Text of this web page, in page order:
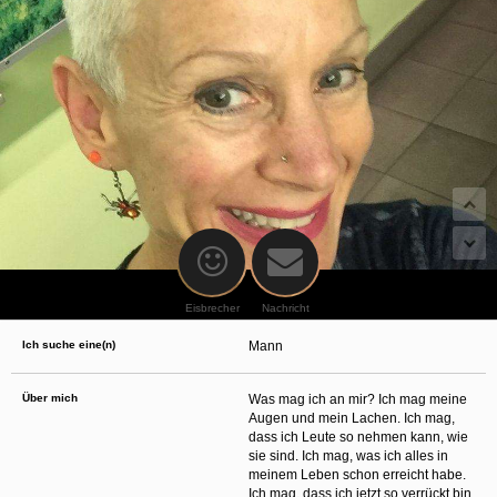
oder finanzielle Angaben zu machen? Beenden Sie dann unverzüglich
die Kommunikation mit dieser Person. Bedenken Sie, dass Menschen in
der Lage sind, sich solche Angaben auf listige Weise von Ihnen zu
erschleichen. Kommunizieren Sie daher über diese Website immer
aufmerksam und vorsichtig.
behält sich das Recht vor, selbst Profile auf dieser Website zu
erstellen und darüber Nachrichten an Sie als Nutzer zu senden. Mit Ihrer Nutzung
dieser Website verstehen und akzeptieren Sie, dass einige der Profile auf dieser
Website fingiert sind. Diese fingierten Profile dienen lediglich dem Austausch von
Nachrichten; physische Vereinbarungen mit Personen hinter fingierten Profilen sind
folglich nicht möglich.
Verhindern Sie, dass Ihre minderjährigen Kinder mit erotischen oder für Minderjährige
anderweitig ungeeigneten Netzinhalten in Berührung kommen. Dafür einige Tips:
Installieren Sie ein Jugendschutzprogramm auf Ihrem Gerät. Beispielsweise
Safety Surf
. Diese Programme blockieren den Zugang zu
bestimmten Websites und Netzinhalten. Oft blockieren diese Programme
standardmäßig eine große Anzahl von Websites, von denen angenommen wird,
dass sie sich für Minderjährige nicht eignen. Über Updates können neue Websites
Wenden Sie sich an Ihren Internetprovider. Es gibt Internetprovider, die einen Filter
danach.
Internetbrowsers vertraut, so dass Sie nachsehen können, welche Websites von
Ihren minderjährigen Kindern besucht wurden. Sprechen Sie Ihre minderjährigen
Kinder auf den Besuch unerwünschter Websites an und vermitteln Sie ihnen, dass
bestimmte Websites nicht für sie geeignet sind. Außerdem können Sie anhand des
Verlaufs das Interesse Ihres Kindes beurteilen und sich obiger Tips bedienen.
Sprechen Sie mit Ihren Kindern. Vermitteln Sie Ihren minderjährigen Kindern, dass
sie Fremden, z. B. auf einer Chat-Website, nie persönliche Angaben machen sollen.
Eisbrecher Nachricht
Ich suche eine(n) Mann
Über mich
Was mag ich an mir? Ich mag meine
Augen und mein Lachen. Ich mag,
dass ich Leute so nehmen kann, wie
sie sind. Ich mag, was ich alles in
meinem Leben schon erreicht habe.
Ich mag, dass ich jetzt so verrückt bin